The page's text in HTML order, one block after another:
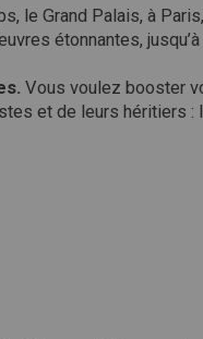
le Grand Palais, à
étonnantes,
Vous voulez booster
et de leurs héritiers